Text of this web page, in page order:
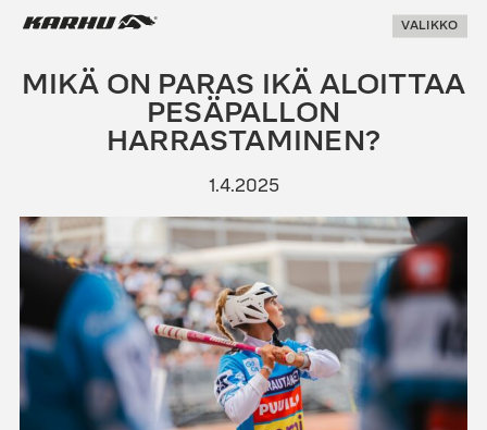
Suoraan
Karhu Pesis VALIKKO
MIKÄ ON PARAS IKÄ ALOITTAA
PESÄPALLON
HARRASTAMINEN?
1.4.2025